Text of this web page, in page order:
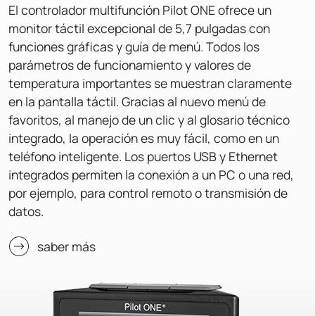
El controlador multifunción Pilot ONE ofrece un
monitor táctil excepcional de 5,7 pulgadas con
funciones gráficas y guía de menú. Todos los
parámetros de funcionamiento y valores de
temperatura importantes se muestran claramente
en la pantalla táctil. Gracias al nuevo menú de
favoritos, al manejo de un clic y al glosario técnico
integrado, la operación es muy fácil, como en un
teléfono inteligente. Los puertos USB y Ethernet
integrados permiten la conexión a un PC o una red,
por ejemplo, para control remoto o transmisión de
datos.
saber más